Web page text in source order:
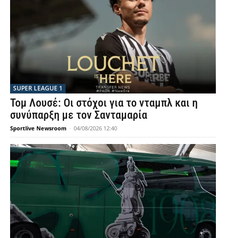
SUPER LEAGUE 1
Τομ Λουσέ: Οι στόχοι για το νταμπλ και η
συνύπαρξη με τον Σανταμαρία
Sportlive Newsroom - 04/08/2026 12:40